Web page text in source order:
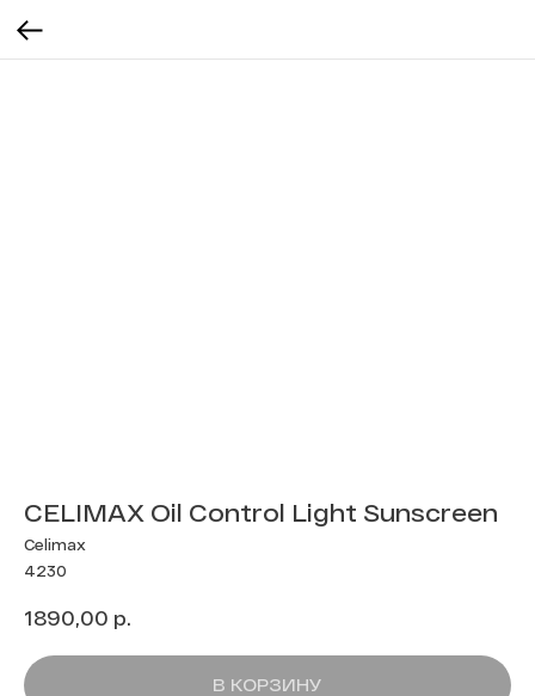
CELIMAX Oil Control Light Sunscreen
Celimax
4230
1890,00 р.
В КОРЗИНУ